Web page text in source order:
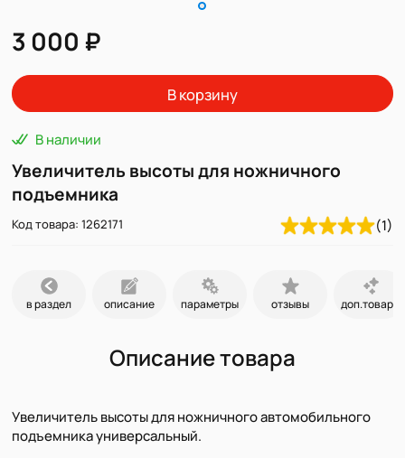
3 000 ₽
В корзину
В наличии
Увеличитель высоты для ножничного
подъемника
Код товара: 1262171 (1)
в раздел описание параметры отзывы доп.товары
Описание товара
Увеличитель высоты для ножничного автомобильного
подъемника универсальный.